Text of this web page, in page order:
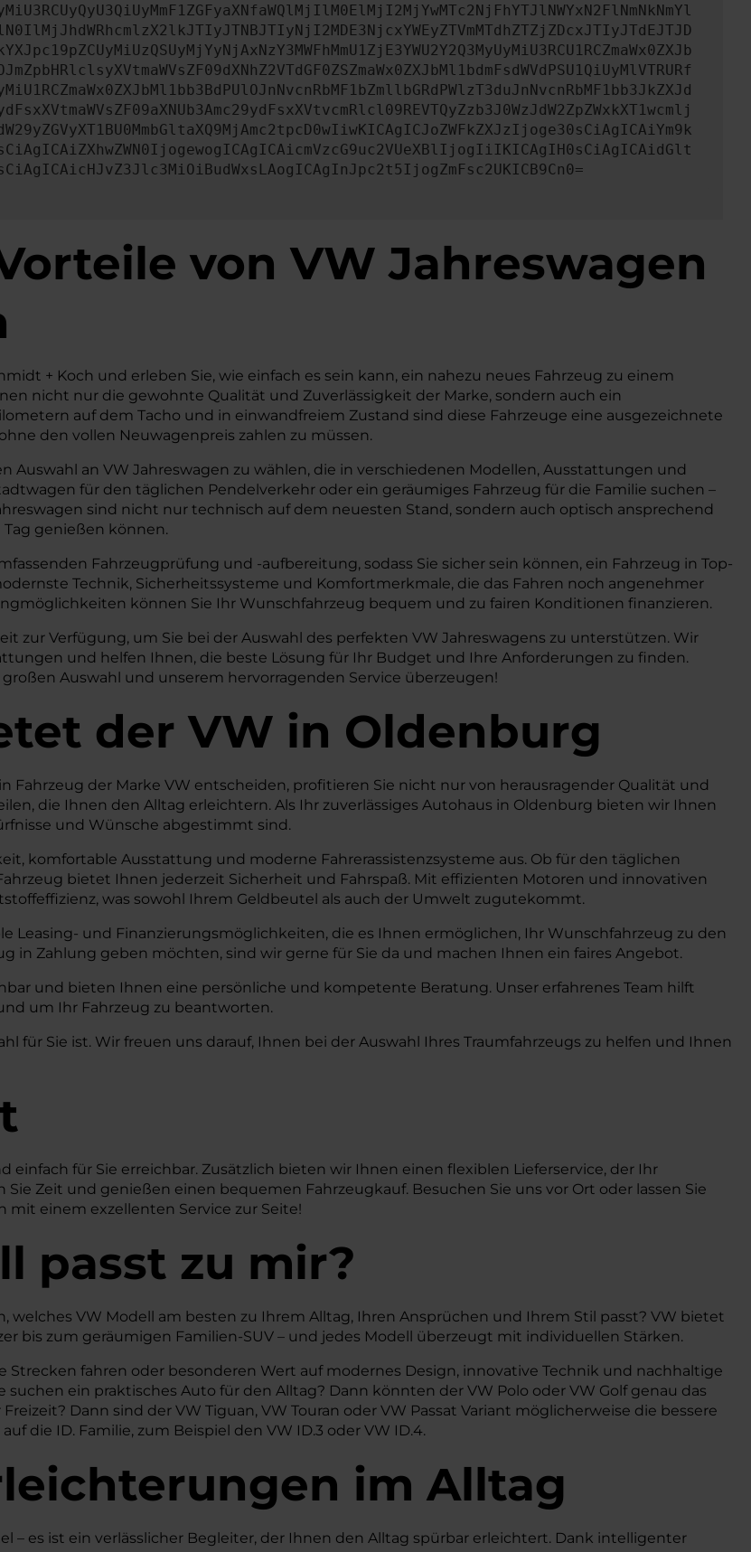
von VW Jahreswagen
+ Koch und erleben Sie, wie einfach es sein kann, ein nahezu neues Fahrzeug zu einem
nicht nur die gewohnte Qualität und Zuverlässigkeit der Marke, sondern auch ein
auf dem Tacho und in einwandfreiem Zustand sind diese Fahrzeuge eine ausgezeichnete
den vollen Neuwagenpreis zahlen zu müssen.
Auswahl an VW Jahreswagen zu wählen, die in verschiedenen Modellen, Ausstattungen und
für den täglichen Pendelverkehr oder ein geräumiges Fahrzeug für die Familie suchen –
sind nicht nur technisch auf dem neuesten Stand, sondern auch optisch ansprechend
genießen können.
Fahrzeugprüfung und -aufbereitung, sodass Sie sicher sein können, ein Fahrzeug in Top-
Technik, Sicherheitssysteme und Komfortmerkmale, die das Fahren noch angenehmer
können Sie Ihr Wunschfahrzeug bequem und zu fairen Konditionen finanzieren.
zur Verfügung, um Sie bei der Auswahl des perfekten VW Jahreswagens zu unterstützen. Wir
und helfen Ihnen, die beste Lösung für Ihr Budget und Ihre Anforderungen zu finden.
Auswahl und unserem hervorragenden Service überzeugen!
der VW in Oldenburg
Fahrzeug der Marke VW entscheiden, profitieren Sie nicht nur von herausragender Qualität und
die Ihnen den Alltag erleichtern. Als Ihr zuverlässiges Autohaus in Oldenburg bieten wir Ihnen
und Wünsche abgestimmt sind.
komfortable Ausstattung und moderne Fahrerassistenzsysteme aus. Ob für den täglichen
bietet Ihnen jederzeit Sicherheit und Fahrspaß. Mit effizienten Motoren und innovativen
was sowohl Ihrem Geldbeutel als auch der Umwelt zugutekommt.
Leasing- und Finanzierungsmöglichkeiten, die es Ihnen ermöglichen, Ihr Wunschfahrzeug zu den
in Zahlung geben möchten, sind wir gerne für Sie da und machen Ihnen ein faires Angebot.
und bieten Ihnen eine persönliche und kompetente Beratung. Unser erfahrenes Team hilft
um Ihr Fahrzeug zu beantworten.
für Sie ist. Wir freuen uns darauf, Ihnen bei der Auswahl Ihres Traumfahrzeugs zu helfen und Ihnen
für Sie erreichbar. Zusätzlich bieten wir Ihnen einen flexiblen Lieferservice, der Ihr
Zeit und genießen einen bequemen Fahrzeugkauf. Besuchen Sie uns vor Ort oder lassen Sie
mit einem exzellenten Service zur Seite!
passt zu mir?
welches VW Modell am besten zu Ihrem Alltag, Ihren Ansprüchen und Ihrem Stil passt? VW bietet
bis zum geräumigen Familien-SUV – und jedes Modell überzeugt mit individuellen Stärken.
fahren oder besonderen Wert auf modernes Design, innovative Technik und nachhaltige
suchen ein praktisches Auto für den Alltag? Dann könnten der VW Polo oder VW Golf genau das
Dann sind der VW Tiguan, VW Touran oder VW Passat Variant möglicherweise die bessere
die ID. Familie, zum Beispiel den VW ID.3 oder VW ID.4.
im Alltag
– es ist ein verlässlicher Begleiter, der Ihnen den Alltag spürbar erleichtert. Dank intelligenter